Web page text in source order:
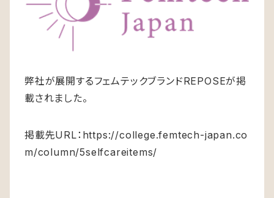
弊社が展開するフェムテックブランドREPOSEが掲
載されました。
掲載先URL： https://college.femtech-japan.co
m/column/5selfcareitems/